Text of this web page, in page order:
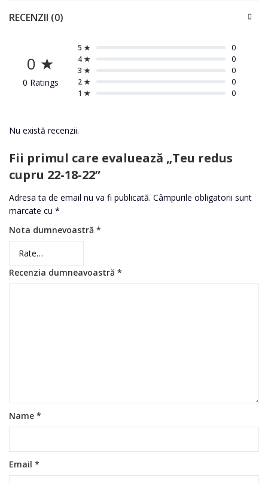
RECENZII (0)
0 ★
0 Ratings
5 ★
0
4 ★
0
3 ★
0
2 ★
0
1 ★
0
Nu există recenzii.
Fii primul care evaluează „Teu redus
cupru 22-18-22”
Adresa ta de email nu va fi publicată. Câmpurile obligatorii sunt
marcate cu *
Nota dumnevoastră *
Recenzia dumneavoastră *
Name *
Email *